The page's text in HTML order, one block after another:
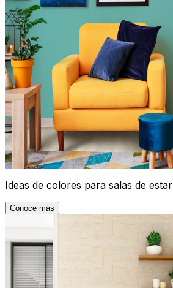
Ideas de colores para salas de estar
Conoce más